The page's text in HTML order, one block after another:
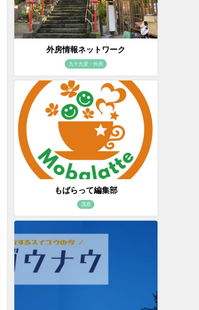
外房情報ネットワーク
九十九里・外房
もばらって編集部
茂原